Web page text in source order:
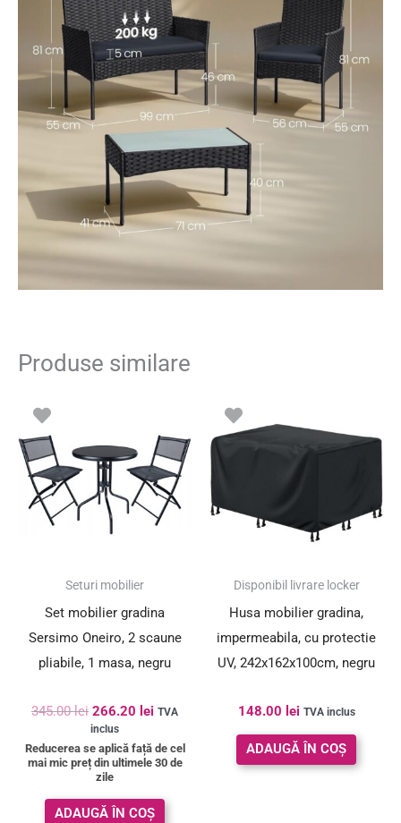
Produse similare
Seturi mobilier
Set mobilier gradina
Sersimo Oneiro, 2 scaune
pliabile, 1 masa, negru
345.00lei
fost:
345.00 lei.
266.20 lei
este:
266.20 lei.
TVA
inclus
Reducerea se aplică față de cel
mai mic preț din ultimele 30 de
zile
ADAUGĂ ÎN COȘ
Disponibil livrare locker
Husa mobilier gradina,
impermeabila, cu protectie
UV, 242x162x100cm, negru
148.00 lei TVA inclus
ADAUGĂ ÎN COȘ